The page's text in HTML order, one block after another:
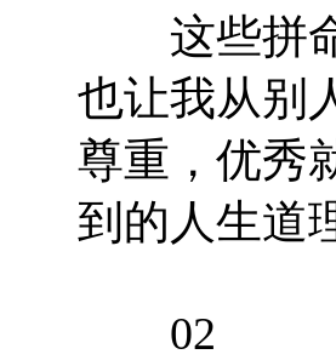
这些拼命
也让我从别
尊重，优秀
到的人生道
02